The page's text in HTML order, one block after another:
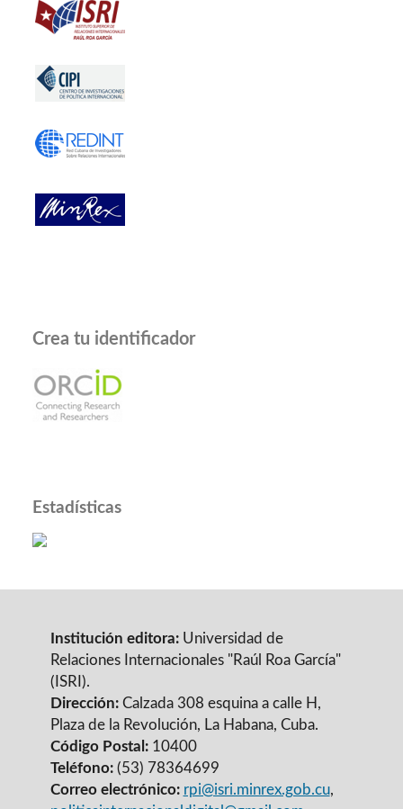
Crea tu identificador
Estadísticas
Institución editora:Universidad de
Relaciones Internacionales "Raúl Roa García"
(ISRI).
Dirección:Calzada 308 esquina a calle H,
Plaza de la Revolución, La Habana, Cuba.
Código Postal:10400
Teléfono:(53) 78364699
Correo electrónico: rpi@isri.minrex.gob.cu,